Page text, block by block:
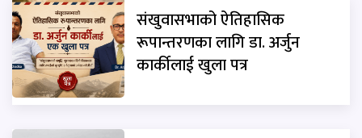
संखुवासभाको ऐतिहासिक
रूपान्तरणका लागि डा. अर्जुन
कार्कीलाई खुला पत्र